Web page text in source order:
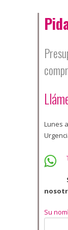
Lunes
Su